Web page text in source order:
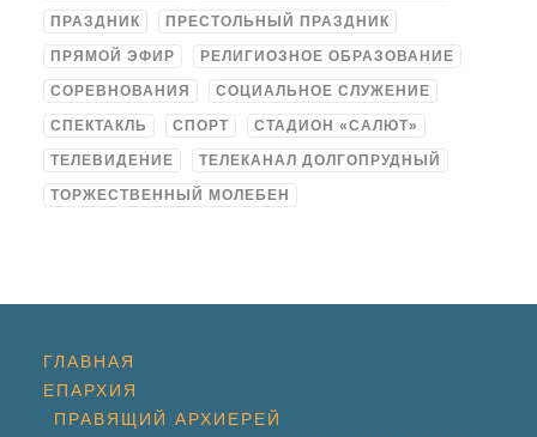
ПРАЗДНИК ПРЕСТОЛЬНЫЙ ПРАЗДНИК
ПРЯМОЙ ЭФИР РЕЛИГИОЗНОЕ ОБРАЗОВАНИЕ
СОРЕВНОВАНИЯ СОЦИАЛЬНОЕ СЛУЖЕНИЕ
СПЕКТАКЛЬ СПОРТ СТАДИОН «САЛЮТ»
ТЕЛЕВИДЕНИЕ ТЕЛЕКАНАЛ ДОЛГОПРУДНЫЙ
ТОРЖЕСТВЕННЫЙ МОЛЕБЕН
ГЛАВНАЯ
ЕПАРХИЯ
ПРАВЯЩИЙ АРХИЕРЕЙ